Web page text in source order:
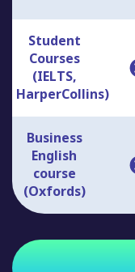
Student
Courses
(IELTS,
HarperCollins)
Business
English
course
(Oxfords)